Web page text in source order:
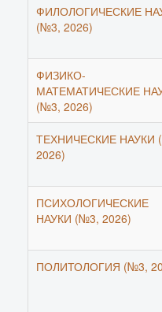
ФИЛОЛОГИЧЕСКИЕ
(№3, 2026)
ФИЗИКО-
МАТЕМАТИЧЕСКИЕ
(№3, 2026)
ТЕХНИЧЕСКИЕ НАУКИ
2026)
ПСИХОЛОГИЧЕСКИЕ
НАУКИ (№3, 2026)
ПОЛИТОЛОГИЯ (№3,